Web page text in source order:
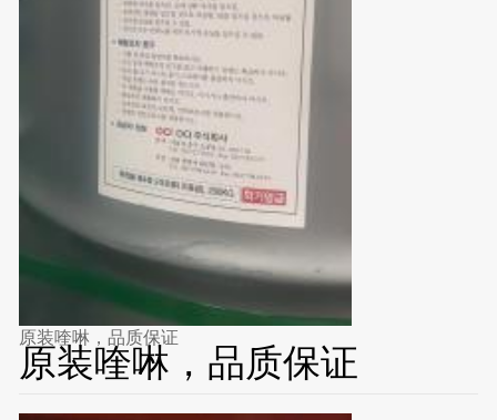
原装喹啉，品质保证
原装喹啉，品质保证